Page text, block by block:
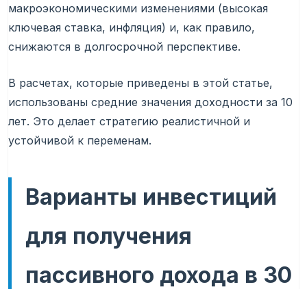
макроэкономическими изменениями (высокая
ключевая ставка, инфляция) и, как правило,
снижаются в долгосрочной перспективе.
В расчетах, которые приведены в этой статье,
использованы средние значения доходности за 10
лет. Это делает стратегию реалистичной и
устойчивой к переменам.
Варианты инвестиций
для получения
пассивного дохода в 30